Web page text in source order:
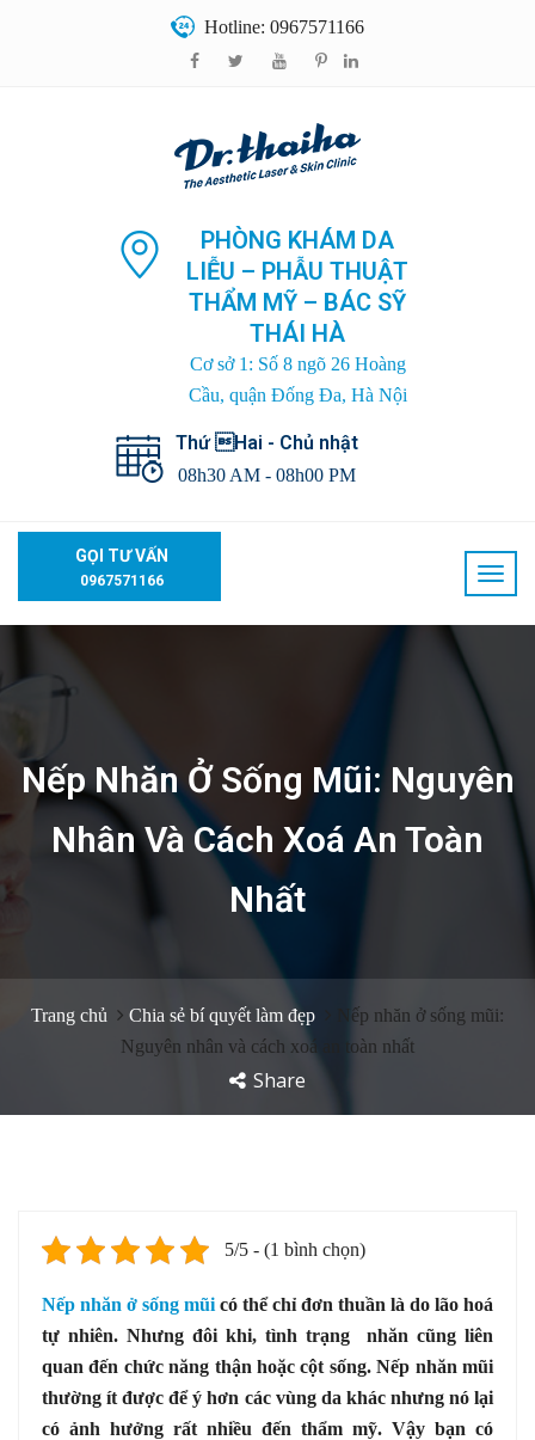
Hotline: 0967571166
PHÒNG KHÁM DA
LIỄU – PHẪU THUẬT
THẨM MỸ – BÁC SỸ
THÁI HÀ
Cơ sở 1: Số 8 ngõ 26 Hoàng
Cầu, quận Đống Đa, Hà Nội
Thứ Hai - Chủ nhật
08h30 AM - 08h00 PM
GỌI TƯ VẤN
0967571166
Nếp Nhăn Ở Sống Mũi: Nguyên
Nhân Và Cách Xoá An Toàn
Nhất
Trang chủ Chia sẻ bí quyết làm đẹp
Nếp nhăn ở sống mũi:
Nguyên nhân và cách xoá an toàn nhất
Share
5/5 - (1 bình chọn)
Nếp nhăn ở sống mũi có thể chỉ đơn thuần là do lão hoá
tự nhiên. Nhưng đôi khi, tình trạng nhăn cũng liên
quan đến chức năng thận hoặc cột sống. Nếp nhăn mũi
thường ít được để ý hơn các vùng da khác nhưng nó lại
có ảnh hưởng rất nhiều đến thẩm mỹ. Vậy bạn có